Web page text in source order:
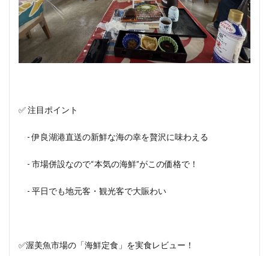
✅ 注目ポイント
- 伊良湖港直送の新鮮な海の幸を贅沢に味わえる
- 市場併設なので“本気の海鮮”がこの価格で！
- 平日でも地元客・観光客で大賑わい
✅渥美魚市場の「海鮮定食」を実食レビュー！